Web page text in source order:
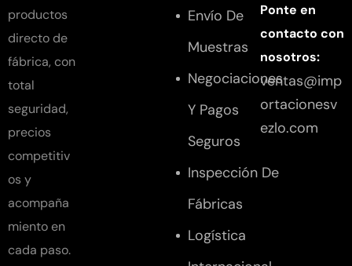
productos
directo de
fábrica, con
total
seguridad,
precios
competitiv
os y
acompaña
miento en
cada paso.
Envío De
Muestras
Negociaciones
Y Pagos
Seguros
Inspección De
Fábricas
Logística
Ponte en
contacto con
nosotros:
ventas@imp
ortacionesv
ezlo.com